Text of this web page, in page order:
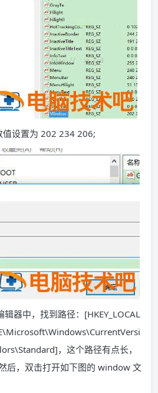
设置为 202 234 206;
器中，找到路径：[HKEY_LOCAL
，这个路径有点长，
后，双击打开如下图的 window 文